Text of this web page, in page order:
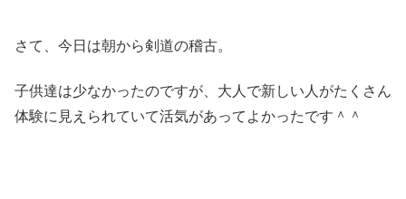
さて、今日は朝から剣道の稽古。
子供達は少なかったのですが、大人で新しい人がたくさん
体験に見えられていて活気があってよかったです＾＾